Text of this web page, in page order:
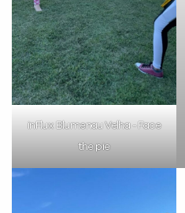
inFlux Blumenau Velha - Face
the pie